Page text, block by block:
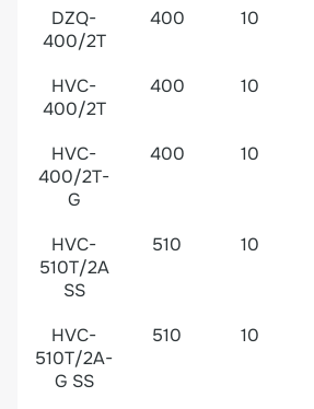
DZQ-
400/2T
400 10
HVC-
400/2T
400 10
HVC-
400/2T-
G
400 10
HVC-
510T/2A
SS
510 10
HVC-
510T/2A-
G SS
510 10